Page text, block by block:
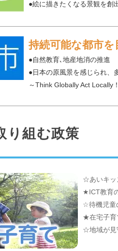
●絵に描きたくなる景観を創
持続可能な都市を
●自然教育､地産地消の推進
●日本の原風景を感じられ、
～Think Globally Act Locally
り組む政策
☆あいキッ
★ICT教育
☆待機児童
★在宅子育
☆地域が見